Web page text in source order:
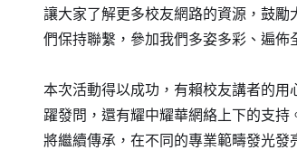
讓大家了解更多校友網路的資源，鼓勵
們保持聯繫，參加我們多姿多彩、遍佈
本次活動得以成功，有賴校友講者的用
躍發問，還有耀中耀華網絡上下的支持
將繼續傳承，在不同的專業範疇發光發